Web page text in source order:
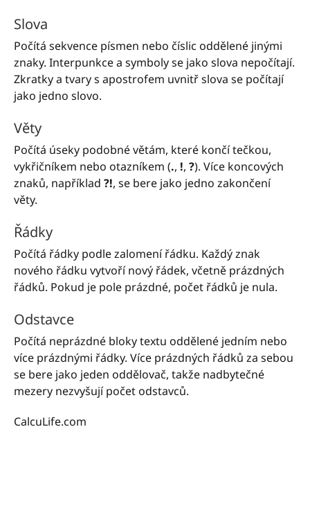
Slova
Počítá sekvence písmen nebo číslic oddělené jinými
znaky. Interpunkce a symboly se jako slova nepočítají.
Zkratky a tvary s apostrofem uvnitř slova se počítají
jako jedno slovo.
Věty
Počítá úseky podobné větám, které končí tečkou,
vykřičníkem nebo otazníkem (., !, ?). Více koncových
znaků, například ?!, se bere jako jedno zakončení
věty.
Řádky
Počítá řádky podle zalomení řádku. Každý znak
nového řádku vytvoří nový řádek, včetně prázdných
řádků. Pokud je pole prázdné, počet řádků je nula.
Odstavce
Počítá neprázdné bloky textu oddělené jedním nebo
více prázdnými řádky. Více prázdných řádků za sebou
se bere jako jeden oddělovač, takže nadbytečné
mezery nezvyšují počet odstavců.
CalcuLife.com